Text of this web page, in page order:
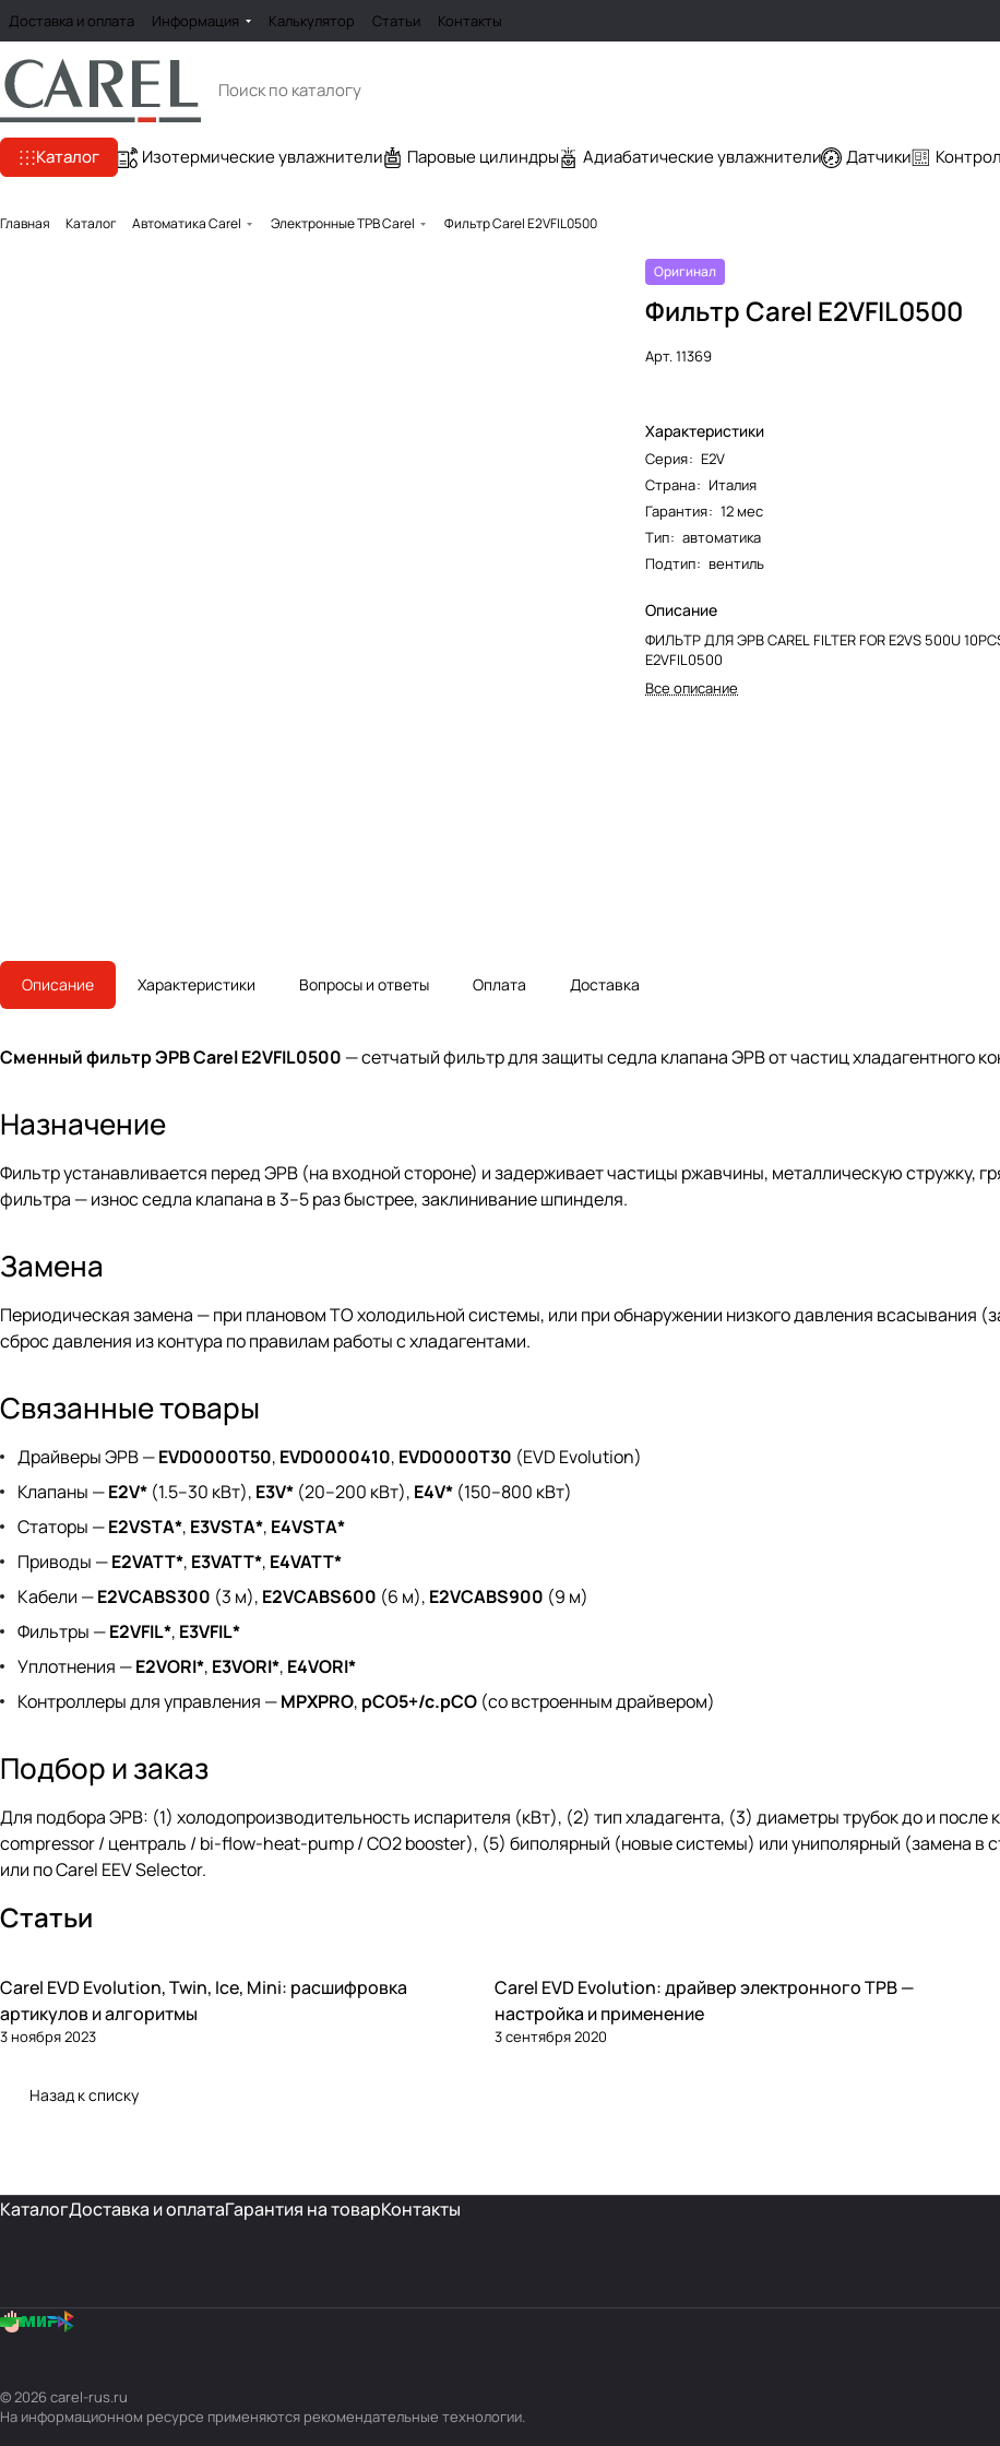
Доставка и оплата Информация Калькулятор Статьи Контакты
Каталог Изотермические увлажнители Паровые цилиндры Адиабатические увлажнители Датчики
Главная Каталог Автоматика Carel Электронные ТРВ Carel Фильтр Carel E2VFIL0500
Оригинал
Фильтр Carel E2VFIL0500
Арт.11369
Характеристики
Серия: E2V
Страна: Италия
Гарантия: 12 мес
Тип: автоматика
Подтип: вентиль
Описание
ФИЛЬТР ДЛЯ ЭРВ CAREL FILTER FOR E2VS 500U
E2VFIL0500
Все описание
Описание Характеристики Вопросы и ответы Оплата Доставка
Сменный фильтр ЭРВ Carel E2VFIL0500 — сетчатый фильтр для защиты седла клапана ЭРВ от частиц хладагентного
Назначение
Фильтр устанавливается перед ЭРВ (на входной стороне) и задерживает частицы ржавчины, металлическую стружку,
фильтра — износ седла клапана в 3–5 раз быстрее, заклинивание шпинделя.
Замена
Периодическая замена — при плановом ТО холодильной системы, или при обнаружении низкого давления всасывания
сброс давления из контура по правилам работы с хладагентами.
Связанные товары
Драйверы ЭРВ —EVD0000T50, EVD0000410, EVD0000T30 (EVD Evolution)
Клапаны —E2V* (1.5–30 кВт), E3V* (20–200 кВт), E4V* (150–800 кВт)
Статоры —E2VSTA*, E3VSTA*, E4VSTA*
Приводы —E2VATT*, E3VATT*, E4VATT*
Кабели —E2VCABS300 (3 м), E2VCABS600 (6 м), E2VCABS900 (9 м)
Фильтры —E2VFIL*, E3VFIL*
Уплотнения —E2VORI*, E3VORI*, E4VORI*
Контроллеры для управления —MPXPRO, pCO5+/c.pCO (со встроенным драйвером)
Подбор и заказ
Для подбора ЭРВ: (1) холодопроизводительность испарителя (кВт), (2) тип хладагента, (3) диаметры трубок до и
compressor / централь / bi-flow-heat-pump / CO2 booster), (5) биполярный (новые системы) или униполярный (замена в
или по Carel EEV Selector.
Статьи
Автоматика и контроллеры
Carel EVD Evolution, Twin, Ice, Mini: расшифровка
артикулов и алгоритмы
3 ноября 2023
Автоматика и контроллеры
Carel EVD Evolution: драйвер электронного ТРВ —
настройка и применение
3 сентября 2020
Назад к списку
КаталогДоставка и оплатаГарантия на товарКонтакты
© 2026 carel-rus.ru
На информационном ресурсе применяются рекомендательные технологии.